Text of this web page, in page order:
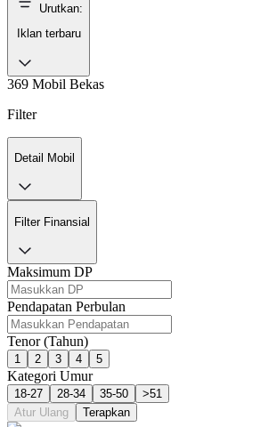
Urutkan:
Iklan terbaru
369 Mobil Bekas
Filter
Detail Mobil
Filter Finansial
Maksimum DP
Pendapatan Perbulan
Tenor (Tahun)
1 2 3 4 5
Kategori Umur
18-27 28-34 35-50
>51
Atur Ulang
Terapkan